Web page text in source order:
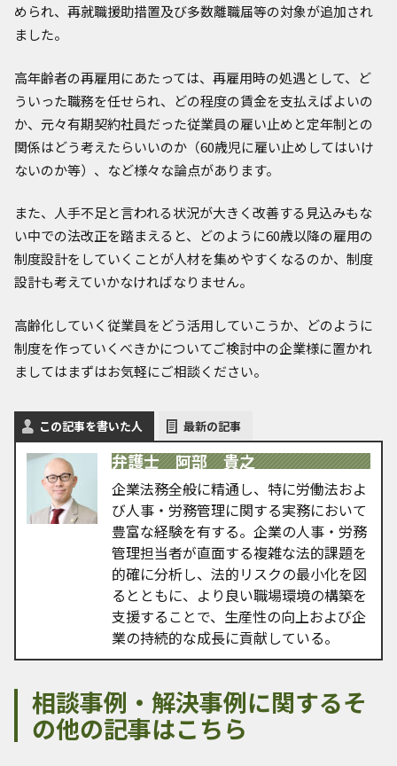
められ、再就職援助措置及び多数離職届等の対象が追加され
ました。
高年齢者の再雇用にあたっては、再雇用時の処遇として、ど
ういった職務を任せられ、どの程度の賃金を支払えばよいの
か、元々有期契約社員だった従業員の雇い止めと定年制との
関係はどう考えたらいいのか（60歳児に雇い止めしてはいけ
ないのか等）、など様々な論点があります。
また、人手不足と言われる状況が大きく改善する見込みもな
い中での法改正を踏まえると、どのように60歳以降の雇用の
制度設計をしていくことが人材を集めやすくなるのか、制度
設計も考えていかなければなりません。
高齢化していく従業員をどう活用していこうか、どのように
制度を作っていくべきかについてご検討中の企業様に置かれ
ましてはまずはお気軽にご相談ください。
この記事を書いた人 最新の記事
弁護士 阿部 貴之
企業法務全般に精通し、特に労働法およ
び人事・労務管理に関する実務において
豊富な経験を有する。企業の人事・労務
管理担当者が直面する複雑な法的課題を
的確に分析し、法的リスクの最小化を図
るとともに、より良い職場環境の構築を
支援することで、生産性の向上および企
業の持続的な成長に貢献している。
相談事例・解決事例に関するそ
の他の記事はこちら